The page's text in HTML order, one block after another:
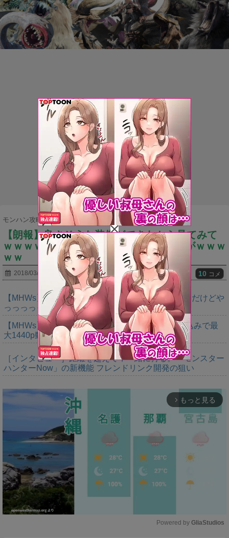
モンハン攻略まとめ隊 > 武器・防具
【朗報】良さそうな装備ができたから見てみて
ｗｗｗｗｗｗ⇐ツッコミどころあるんだがｗｗｗ
ｗｗ
2018/03/01 10 コメ
【MHWs】ゴールドエディションの値段今知ったんだけどや
っっっっっっすwwwww
【MHWs】「Switch2版モンハンワイルズはDLSS込みで最
大1440p動作」
［インタビュー］距離を超えて，一緒に狩る。「モンスター
ハンターNow」の新機能 フレンドリンク開発の狙い
arrow_forward_ios もっと見る
Powered by GliaStudios